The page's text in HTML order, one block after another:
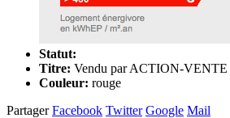
Statut:
Titre: Vendu par ACTION-VENTE
Couleur: rouge
Partager Facebook Twitter Google Mail